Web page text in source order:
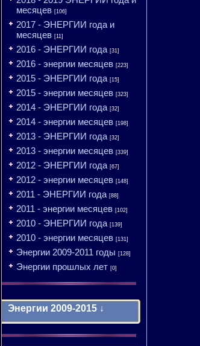
месяцев [106]
2017 - ЭНЕРГИИ года и
месяцев [11]
2016 - ЭНЕРГИИ года [31]
2016 - энергии месяцев [223]
2015 - ЭНЕРГИИ года [15]
2015 - энергии месяцев [323]
2014 - ЭНЕРГИИ года [32]
2014 - энергии месяцев [198]
2013 - ЭНЕРГИИ года [32]
2013 - энергии месяцев [339]
2012 - ЭНЕРГИИ года [67]
2012 - энергии месяцев [148]
2011 - ЭНЕРГИИ года [88]
2011 - энергии месяцев [102]
2010 - ЭНЕРГИИ года [139]
2010 - энергии месяцев [131]
Энергии 2009-2011 годы [128]
Энергии прошлых лет [0]
Энергии 2009-2015 ↓